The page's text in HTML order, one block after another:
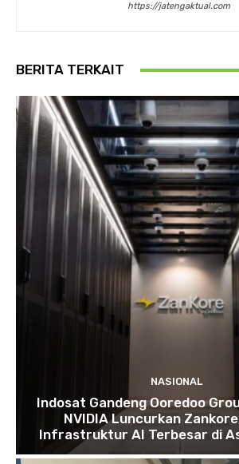
https://jatengaktual.com
BERITA TERKAIT
NASIONAL
Indosat Gandeng Ooredoo
NVIDIA Luncurkan
Infrastruktur AI Terbesar di